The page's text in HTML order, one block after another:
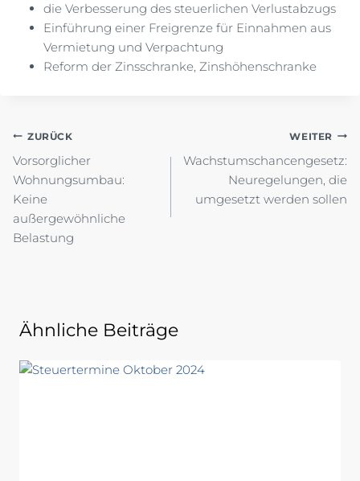
die Verbesserung des steuerlichen Verlustabzugs
Einführung einer Freigrenze für Einnahmen aus
Vermietung und Verpachtung
Reform der Zinsschranke, Zinshöhenschranke
Beitragsnavigation
ZURÜCK
Vorsorglicher
Wohnungsumbau:
Keine
außergewöhnliche
Belastung
WEITER
Wachstumschancengesetz:
Neuregelungen, die
umgesetzt werden sollen
Ähnliche Beiträge